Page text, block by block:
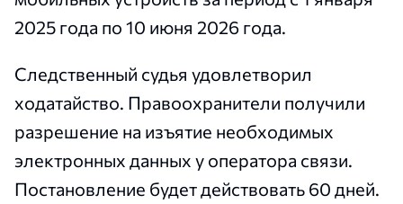
2025 года по 10 июня 2026 года.
Следственный судья удовлетворил
ходатайство. Правоохранители получили
разрешение на изъятие необходимых
электронных данных у оператора связи.
Постановление будет действовать 60 дней.